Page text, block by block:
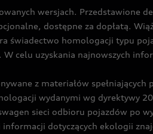
wersjach. Przedstawione
dostępne za dopłatą.
świadectwo homologacji typu
celu uzyskania najnowszych
z materiałów
wydanymi wg dyrektywy
sieci odbioru pojazdów po
dotyczących ekologii